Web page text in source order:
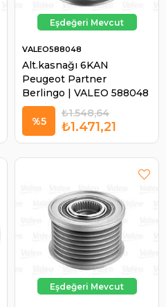
Alt.kasnağı 6KAN
Peugeot Partner
Berlingo | VALEO 588048
VALEO588048
₺1.471,21
₺1.548,64
%5